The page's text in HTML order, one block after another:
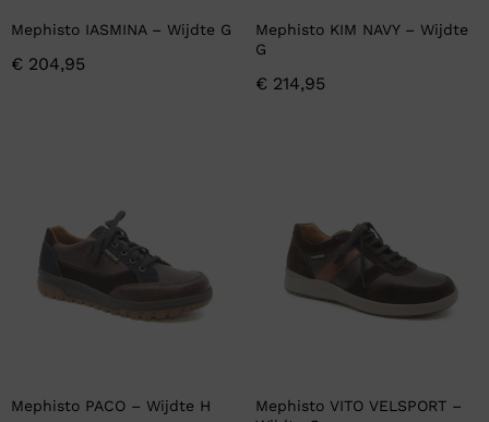
Mephisto IASMINA – Wijdte G
€ 204,95
Mephisto KIM NAVY – Wijdte
G
€ 214,95
Mephisto PACO – Wijdte H
Mephisto VITO VELSPORT –